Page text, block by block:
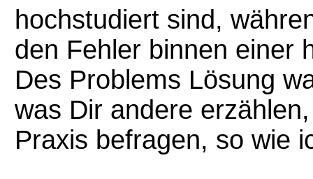
hochstudiert sind,
den Fehler binnen einer
Des Problems Lösung
was Dir andere
Praxis befragen, so wie